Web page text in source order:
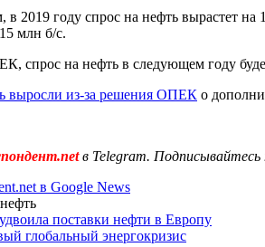
в 2019 году спрос на нефть вырастет
млн б/с.
спрос на нефть в следующем году
выросли из-за решения ОПЕК о
в Telegram. Подписывайтесь
в Google News
поставки нефти в Европу
глобальный энергокризис